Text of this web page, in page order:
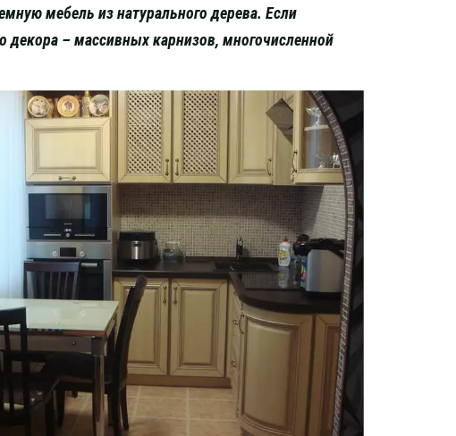
мебель из натурального дерева. Если
декора – массивных карнизов, многочисленной